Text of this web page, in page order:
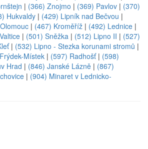
| (366) Znojmo | (369) Pavlov | (370)
Hukvaldy | (429) Lipník nad Bečvou |
| (467) Kroměříž | (492) Lednice |
| (501) Sněžka | (512) Lipno II | (527)
| (532) Lipno - Stezka korunami stromů |
Místek | (597) Radhošť| (598)
Hrad | (846) Janské Lázně | (867)
| (904) Minaret v Lednicko-